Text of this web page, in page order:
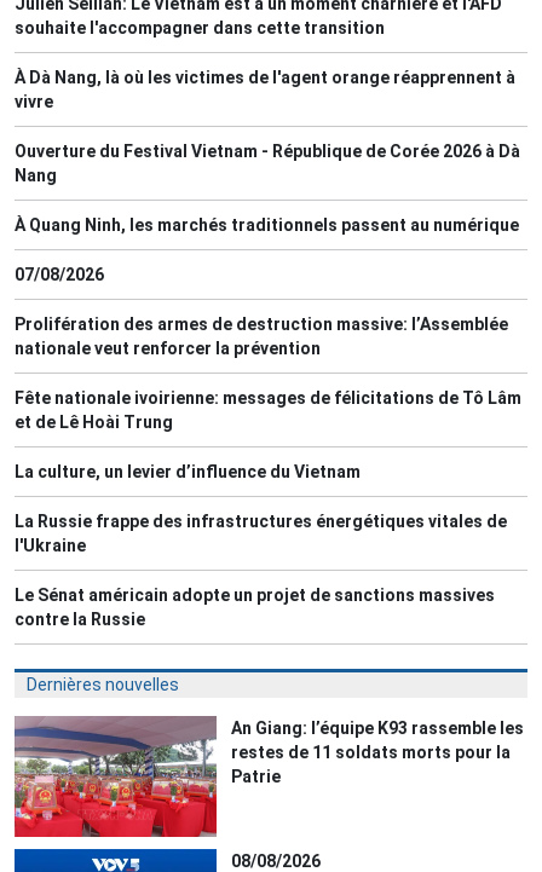
souhaite l'accompagner dans cette transition
À Dà Nang, là où les victimes de l'agent orange réapprennent à
vivre
Ouverture du Festival Vietnam - République de Corée 2026 à Dà
Nang
À Quang Ninh, les marchés traditionnels passent au numérique
07/08/2026
Prolifération des armes de destruction massive: l’Assemblée
nationale veut renforcer la prévention
Fête nationale ivoirienne: messages de félicitations de Tô Lâm
et de Lê Hoài Trung
La culture, un levier d’influence du Vietnam
La Russie frappe des infrastructures énergétiques vitales de
l'Ukraine
Le Sénat américain adopte un projet de sanctions massives
contre la Russie
Dernières nouvelles
An Giang: l’équipe K93 rassemble les
restes de 11 soldats morts pour la
Patrie
08/08/2026